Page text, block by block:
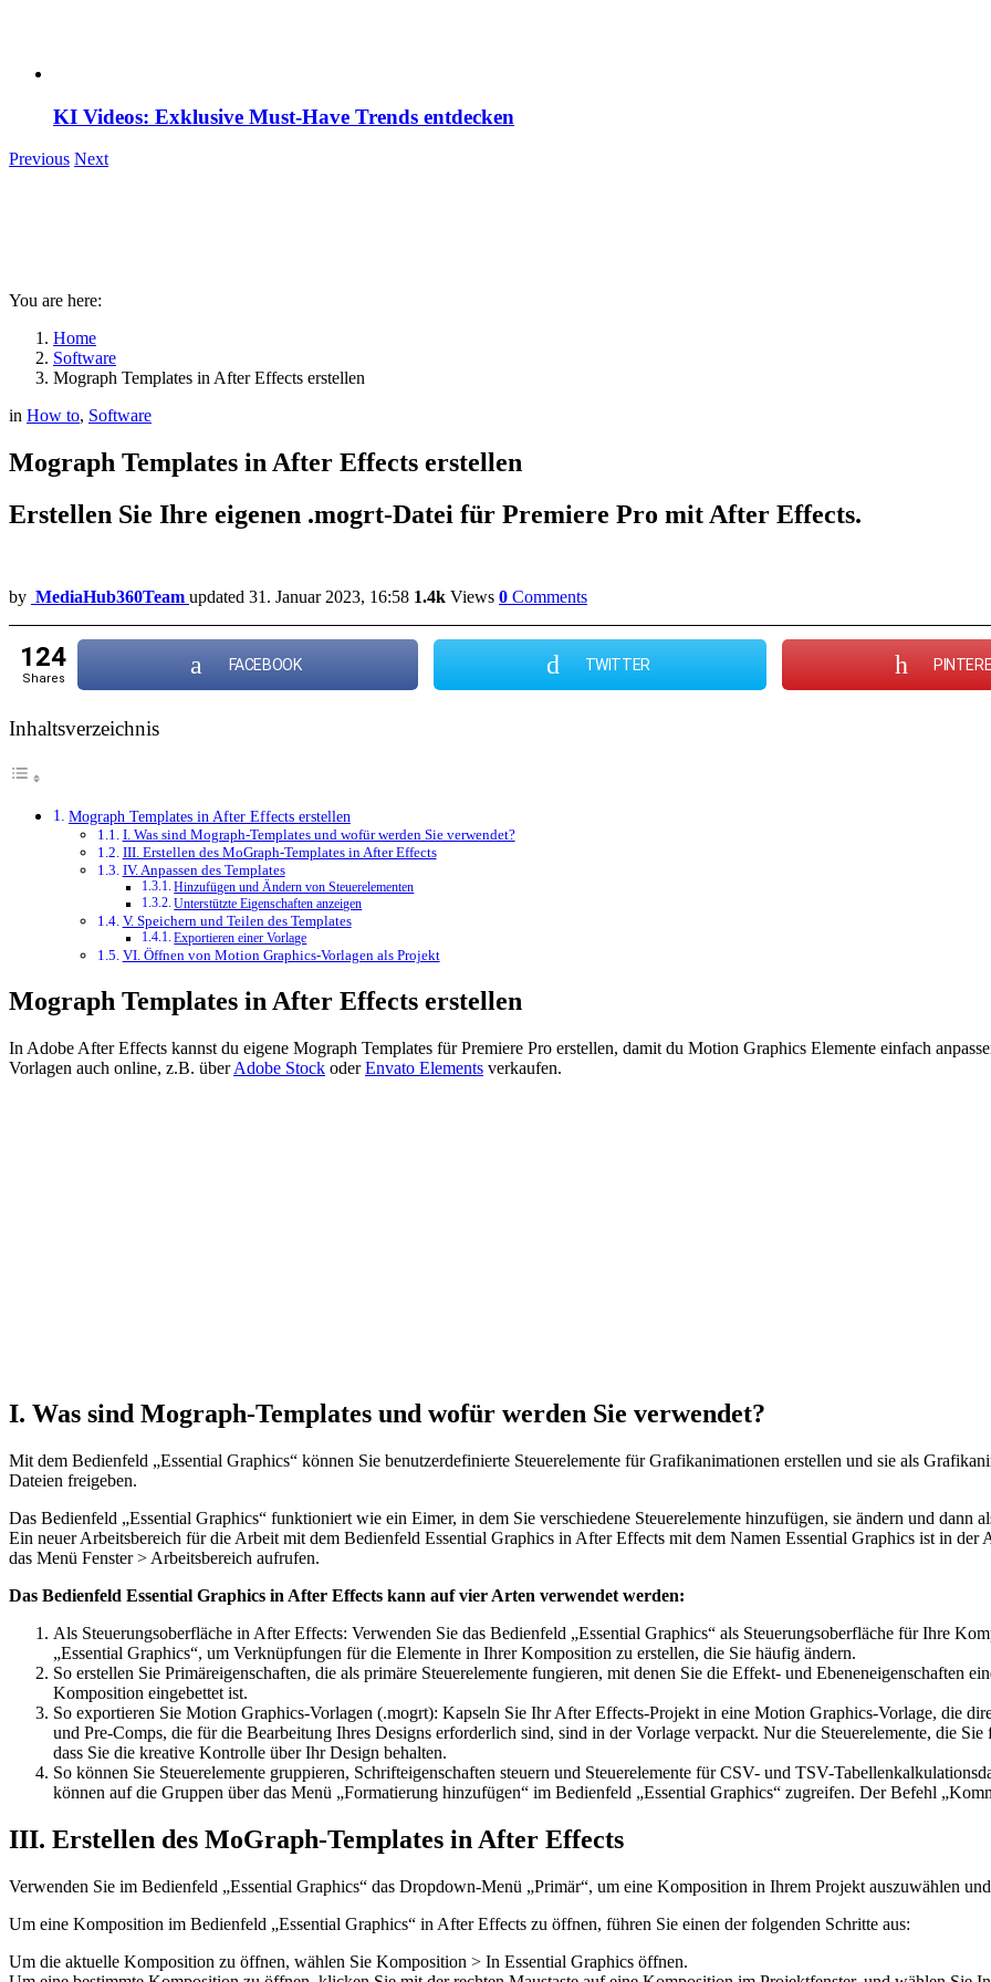
KI Videos: Exklusive Must-Have Trends entdecken
Previous Next
You are here:
Home
Software
Mograph Templates in After Effects erstellen
in How to, Software
Mograph Templates in After Effects erstellen
Erstellen Sie Ihre eigenen .mogrt-Datei für Premiere Pro mit After Effects.
by MediaHub360Team updated 31. Januar 2023, 16:58 1.4k Views 0 Comments
124
shares
FACEBOOK TWITTER
Inhaltsverzeichnis
Mograph Templates in After Effects erstellen
I. Was sind Mograph-Templates und wofür werden Sie verwendet?
III. Erstellen des MoGraph-Templates in After Effects
IV. Anpassen des Templates
Hinzufügen und Ändern von Steuerelementen
Unterstützte Eigenschaften anzeigen
V. Speichern und Teilen des Templates
Exportieren einer Vorlage
VI. Öffnen von Motion Graphics-Vorlagen als Projekt
Mograph Templates in After Effects erstellen
In Adobe After Effects kannst du eigene Mograph Templates für Premiere Pro erstellen, damit du Motion Graphics Elemente einfach
Vorlagen auch online, z.B. überAdobe Stock oderEnvato Elements verkaufen.
I. Was sind Mograph-Templates und wofür werden Sie verwendet?
Mit dem Bedienfeld „Essential Graphics“ können Sie benutzerdefinierte Steuerelemente für Grafikanimationen erstellen und sie als
Dateien freigeben.
Das Bedienfeld „Essential Graphics“ funktioniert wie ein Eimer, in dem Sie verschiedene Steuerelemente hinzufügen, sie ändern und dann
Ein neuer Arbeitsbereich für die Arbeit mit dem Bedienfeld Essential Graphics in After Effects mit dem Namen Essential Graphics ist in der
das Menü Fenster > Arbeitsbereich aufrufen.
Das Bedienfeld Essential Graphics in After Effects kann auf vier Arten verwendet werden:
Als Steuerungsoberfläche in After Effects: Verwenden Sie das Bedienfeld „Essential Graphics“ als Steuerungsoberfläche für Ihre
„Essential Graphics“, um Verknüpfungen für die Elemente in Ihrer Komposition zu erstellen, die Sie häufig ändern.
So erstellen Sie Primäreigenschaften, die als primäre Steuerelemente fungieren, mit denen Sie die Effekt- und Ebeneneigenschaften
Komposition eingebettet ist.
So exportieren Sie Motion Graphics-Vorlagen (.mogrt): Kapseln Sie Ihr After Effects-Projekt in eine Motion Graphics-Vorlage, die
und Pre-Comps, die für die Bearbeitung Ihres Designs erforderlich sind, sind in der Vorlage verpackt. Nur die Steuerelemente, die
dass Sie die kreative Kontrolle über Ihr Design behalten.
So können Sie Steuerelemente gruppieren, Schrifteigenschaften steuern und Steuerelemente für CSV- und TSV-
können auf die Gruppen über das Menü „Formatierung hinzufügen“ im Bedienfeld „Essential Graphics“ zugreifen. Der Befehl
III. Erstellen des MoGraph-Templates in After Effects
Verwenden Sie im Bedienfeld „Essential Graphics“ das Dropdown-Menü „Primär“, um eine Komposition in Ihrem Projekt auszuwählen
Um eine Komposition im Bedienfeld „Essential Graphics“ in After Effects zu öffnen, führen Sie einen der folgenden Schritte aus:
Um die aktuelle Komposition zu öffnen, wählen Sie Komposition > In Essential Graphics öffnen.